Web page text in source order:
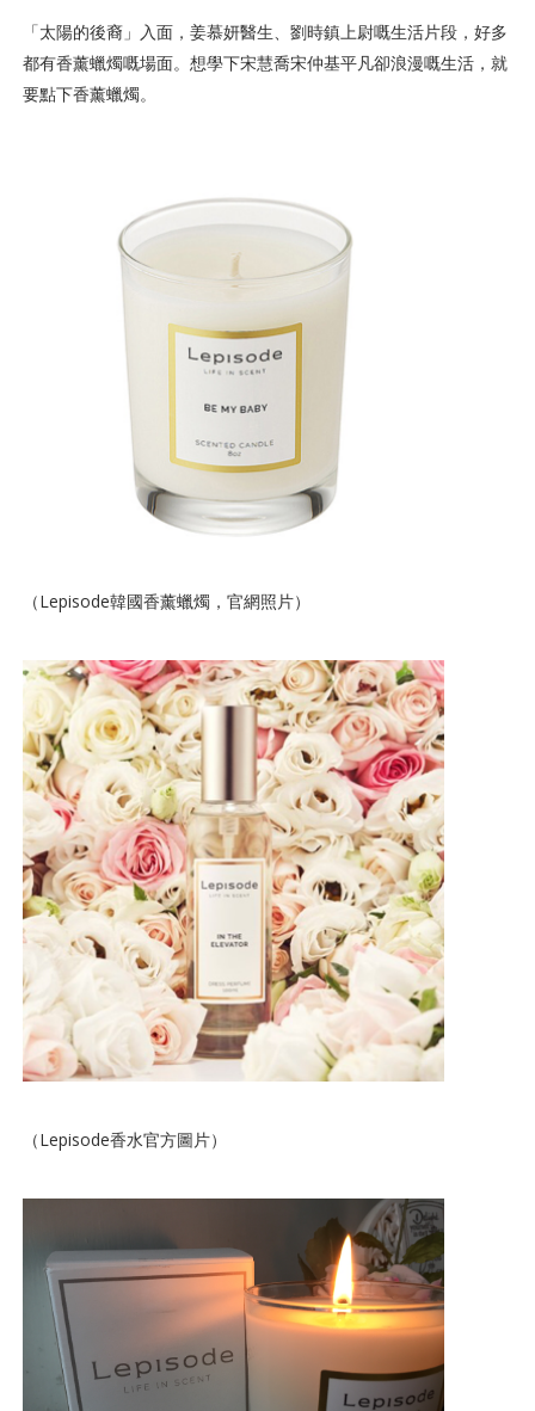
「太陽的後裔」入面，姜慕妍醫生、劉時鎮上尉嘅生活片段，好多
都有香薰蠟燭嘅場面。 想學下宋慧喬宋仲基平凡卻浪漫嘅生活，就
要點下香薰蠟燭。
（Lepisode韓國香薰蠟燭，官網照片）
（Lepisode香水官方圖片）